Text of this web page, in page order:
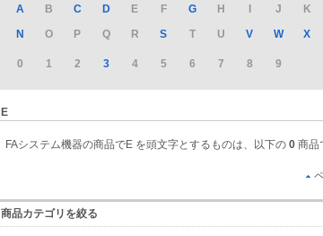
A B C D E F G H I J K
N
O P Q R S T U V W X
0 1 2 3 4 5 6 7 8 9
E
FAシステム機器の商品でE を頭文字とするものは、以下の 0 商品
商品カテゴリを絞る